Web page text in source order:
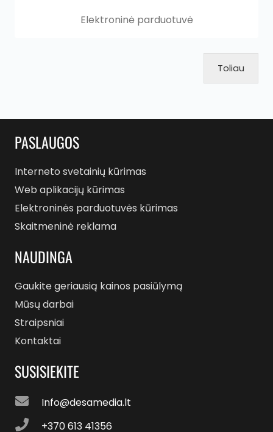
Elektroninė parduotuvė
Toliau
PASLAUGOS
Interneto svetainių kūrimas
Web aplikacijų kūrimas
Elektroninės parduotuvės kūrimas
Skaitmeninė reklama
NAUDINGA
Gaukite geriausią kainos pasiūlymą
Mūsų darbai
Straipsniai
Kontaktai
SUSISIEKITE
Info@desamedia.lt
+370 613 41356‬